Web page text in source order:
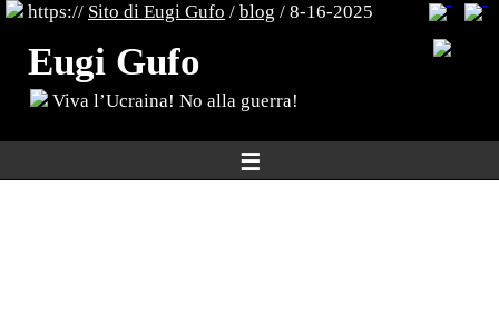
https:// Sito di Eugi Gufo / blog / 8-16-2025
Eugi Gufo
Viva l’Ucraina! No alla guerra!
☰